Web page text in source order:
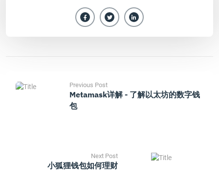
Previous Post
Metamask详解 - 了解以太坊的数字钱
包
Next Post
小狐狸钱包如何理财